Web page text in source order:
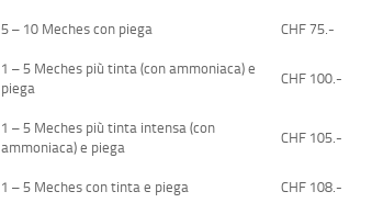
5 – 10 Meches con piega
CHF 75.-
1 – 5 Meches più tinta (con ammoniaca) e
piega
CHF 100.-
1 – 5 Meches più tinta intensa (con
ammoniaca) e piega
CHF 105.-
1 – 5 Meches con tinta e piega CHF 108.-